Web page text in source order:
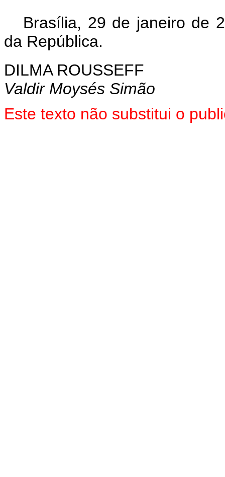
Brasília, 29 de janeiro de
da República.
DILMA ROUSSEFF
Valdir Moysés Simão
Este texto não substitui o